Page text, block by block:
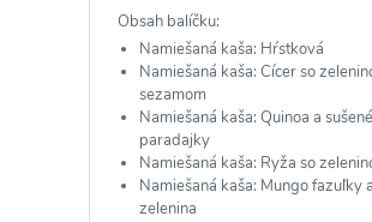
Obsah balíčku:
Namiešaná kaša: Hŕstková
Namiešaná kaša: Cícer so
sezamom
Namiešaná kaša: Quinoa a sušené
paradajky
Namiešaná kaša: Ryža so
Namiešaná kaša: Mungo fazuľky a
zelenina